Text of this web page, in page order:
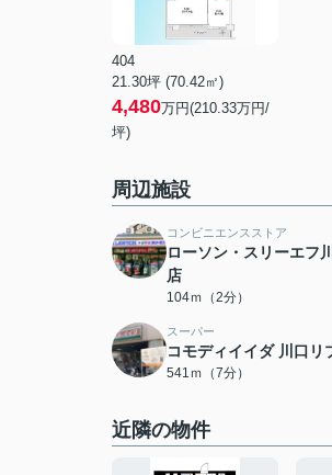
404
21.30坪 (70.42㎡)
4,480万円(210.33万円/
坪)
周辺施設
コンビニエンスストア
ローソン・スリーエフ
店
104ｍ（2分）
スーパー
コモディイイダ 川口リ
541ｍ（7分）
近隣の物件